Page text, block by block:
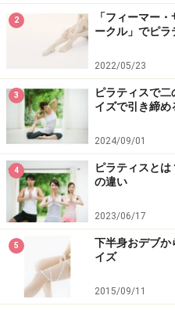
シーテッド・トライ
1.イスの前に立ち、指先が
の付け根をイスの座面に置
になるようにセットします。
2
「フィーマー
ークル」でピラ
2022/05/23
3
ピラティスで
イズで引き締め
2024/09/01
4
ピラティスと
の違い
2023/06/17
5
下半身おデブか
イズ
2015/09/11